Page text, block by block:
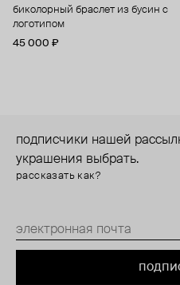
биколорный браслет из бусин с
логотипом
45 000 ₽
подписчики нашей
украшения выбрать.
рассказать как?